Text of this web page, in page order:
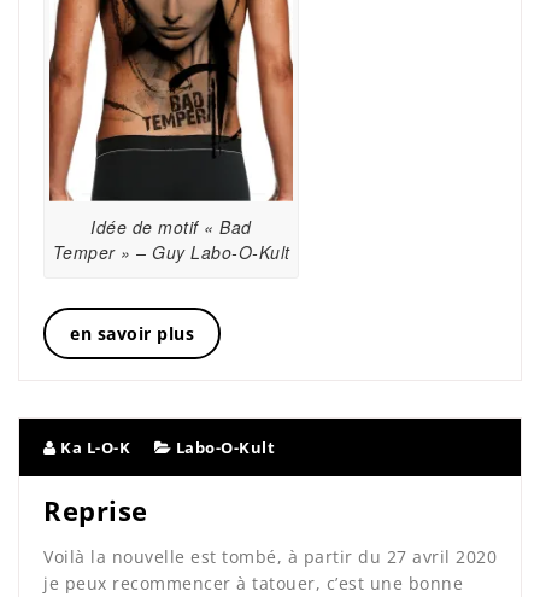
Idée de motif « Bad
Temper » – Guy Labo-O-Kult
en savoir plus
Ka L-O-K Labo-O-Kult
Reprise
Voilà la nouvelle est tombé, à partir du 27 avril 2020
je peux recommencer à tatouer, c’est une bonne